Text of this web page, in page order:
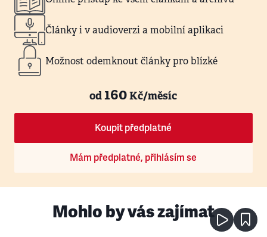
Články i v audioverzi a mobilní aplikaci
Možnost odemknout články pro blízké
od160Kč/měsíc
Koupit předplatné
Mám předplatné, přihlásím se
Mohlo by vás zajímat